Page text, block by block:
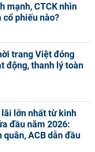
mạnh, CTCK nhìn
cổ phiếu nào?
trang Việt đóng
động, thanh lý toàn
lãi lớn nhất từ kinh
đầu năm 2026:
ACB dẫn đầu